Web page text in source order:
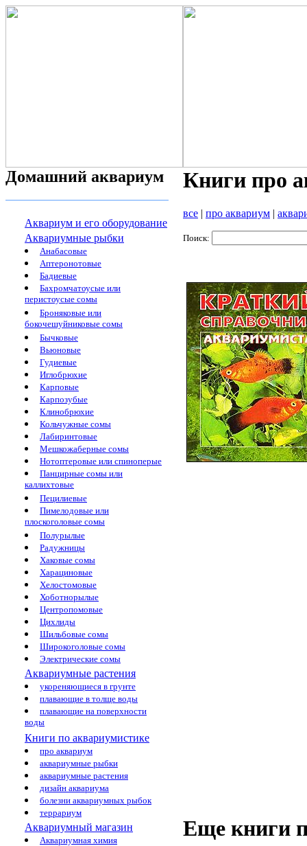
Домашний аквариум
Аквариум и его оборудование
Аквариумные рыбки
Анабасовые
Аптеронотовые
Бадиевые
Бахромчатоусые или
перистоусые сомы
Броняковые или
бокочешуйниковые сомы
Бычковые
Вьюновые
Гудиевые
Иглобрюхие
Карповые
Карпозубые
Клинобрюхие
Кольчужные сомы
Лабиринтовые
Мешкожаберные сомы
Нотоптеровые или спиноперые
Панцирные сомы или
каллихтовые
Пецилиевые
Пимелодовые или
плоскоголовые сомы
Полурылые
Радужницы
Хаковые сомы
Харациновые
Хелостомовые
Хоботнорылые
Центропомовые
Цихлиды
Шильбовые сомы
Широкоголовые сомы
Электрические сомы
Аквариумные растения
укореняющиеся в грунте
плавающие в толще воды
плавающие на поверхности
воды
Книги по аквариумистике
про аквариум
аквариумные рыбки
аквариумные растения
дизайн аквариума
болезни аквариумных рыбок
террариум
Аквариумный магазин
Аквариумная химия
Книги про
все | про аквариум |
Поиск:
Еще книги